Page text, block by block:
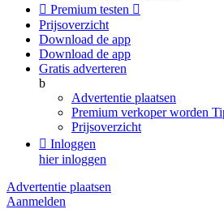
 Premium testen 
Prijsoverzicht
Download de app
Download de app
Gratis adverteren
b
Advertentie plaatsen
Premium verkoper worden
Prijsoverzicht
 Inloggen
hier inloggen
Advertentie plaatsen
Aanmelden